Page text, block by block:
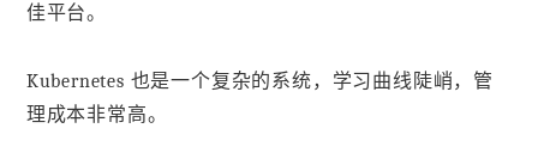
佳平台。
Kubernetes 也是一个复杂的系统，学习曲线陡峭，管
理成本非常高。